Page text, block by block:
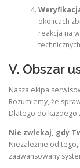
okolicach
reakcja na
V. Obszar
Nasza ekipa
Rozumiemy, że
Dlatego do
Nie zwlekaj, gdy
Niezależnie od tego,
zaawansowany